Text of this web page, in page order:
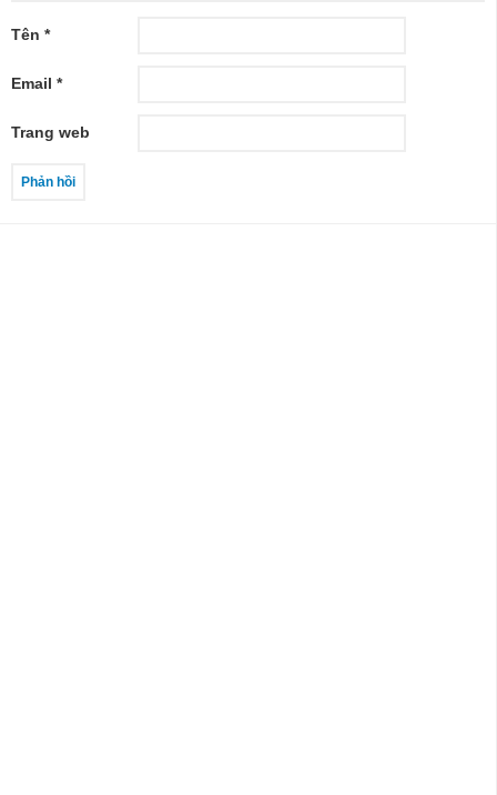
Tên *
Email *
Trang web